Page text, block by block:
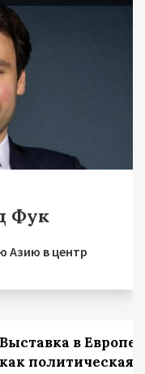
Фук
Азию в центр
Выставка в Европе
как политическая